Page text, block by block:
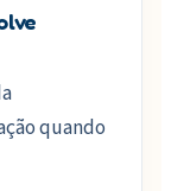
quando